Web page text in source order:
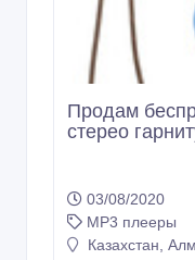
Продам
стерео
03/08/2020
MP3 плееры
Казахстан,